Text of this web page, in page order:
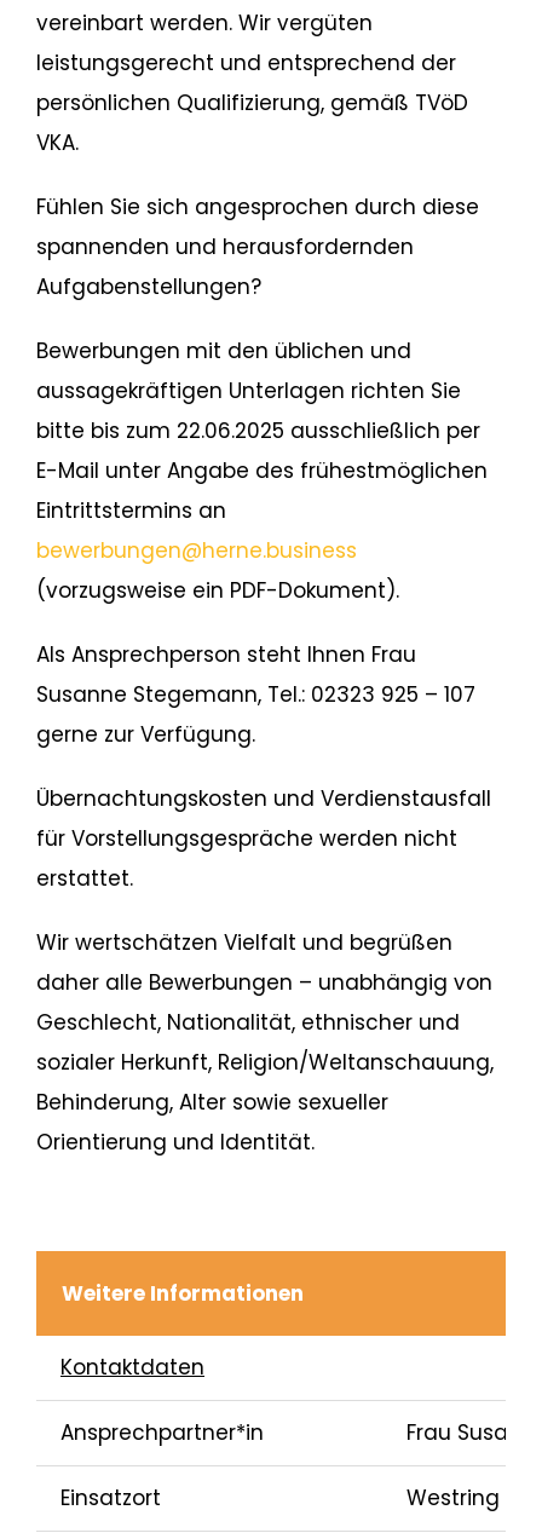
vereinbart werden. Wir vergüten
leistungsgerecht und entsprechend der
persönlichen Qualifizierung, gemäß TVöD
VKA.
Fühlen Sie sich angesprochen durch diese
spannenden und herausfordernden
Aufgabenstellungen?
Bewerbungen mit den üblichen und
aussagekräftigen Unterlagen richten Sie
bitte bis zum 22.06.2025 ausschließlich per
E-Mail unter Angabe des frühestmöglichen
Eintrittstermins an
bewerbungen@herne.business
(vorzugsweise ein PDF-Dokument).
Als Ansprechperson steht Ihnen Frau
Susanne Stegemann, Tel.: 02323 925 – 107
gerne zur Verfügung.
Übernachtungskosten und Verdienstausfall
für Vorstellungsgespräche werden nicht
erstattet.
Wir wertschätzen Vielfalt und begrüßen
daher alle Bewerbungen – unabhängig von
Geschlecht, Nationalität, ethnischer und
sozialer Herkunft, Religion/Weltanschauung,
Behinderung, Alter sowie sexueller
Orientierung und Identität.
Weitere Informationen
Kontaktdaten
Ansprechpartner*in Frau
Einsatzort Westring